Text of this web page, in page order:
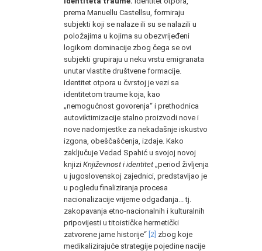
prema Manuellu Castellsu, formiraju
subjekti koji se nalaze ili su se nalazili u
položajima u kojima su obezvrijeđeni
logikom dominacije zbog čega se ovi
subjekti grupiraju u neku vrstu emigranata
unutar vlastite društvene formacije.
Identitet otpora u čvrstoj je vezi sa
identitetom traume koja, kao
„nemogućnost govorenja“ i prethodnica
autoviktimizacije stalno proizvodi nove i
nove nadomjestke za nekadašnje iskustvo
izgona, obeščašćenja, izdaje. Kako
zaključuje Vedad Spahić u svojoj novoj
knjizi Književnost i identitet „period življenja
u jugoslovenskoj zajednici, predstavljao je
u pogledu finaliziranja procesa
nacionalizacije vrijeme odgađanja... tj.
zakopavanja etno-nacionalnih i kulturalnih
pripovijesti u titoističke hermetički
zatvorene jame historije“ [2] zbog koje
medikalizirajuće strategije pojedine nacije